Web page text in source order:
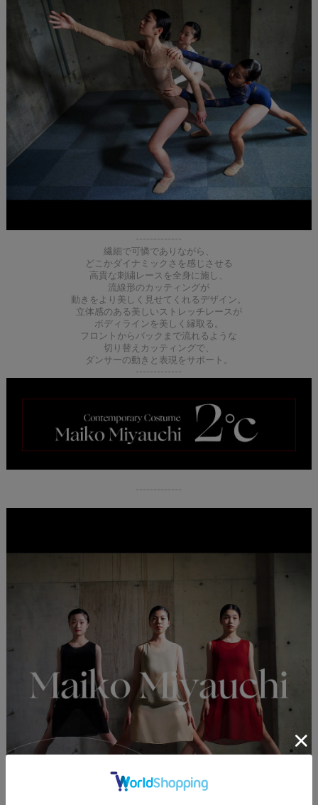
-------------
繊細で可憐でありながら、
どこかダイナミックさを感じさせる
高貴な刺繍レースを全身に施し、
流線形のカッティングが
動きをより美しく見せてくれるデザイン。
立体感のある美しいストレッチレースが
ボディラインを美しく縁取る。
フロントからバックまで流れるような
切り替えカッティングで、
ダンサーの動きと表現をサポート。
-------------
-------------